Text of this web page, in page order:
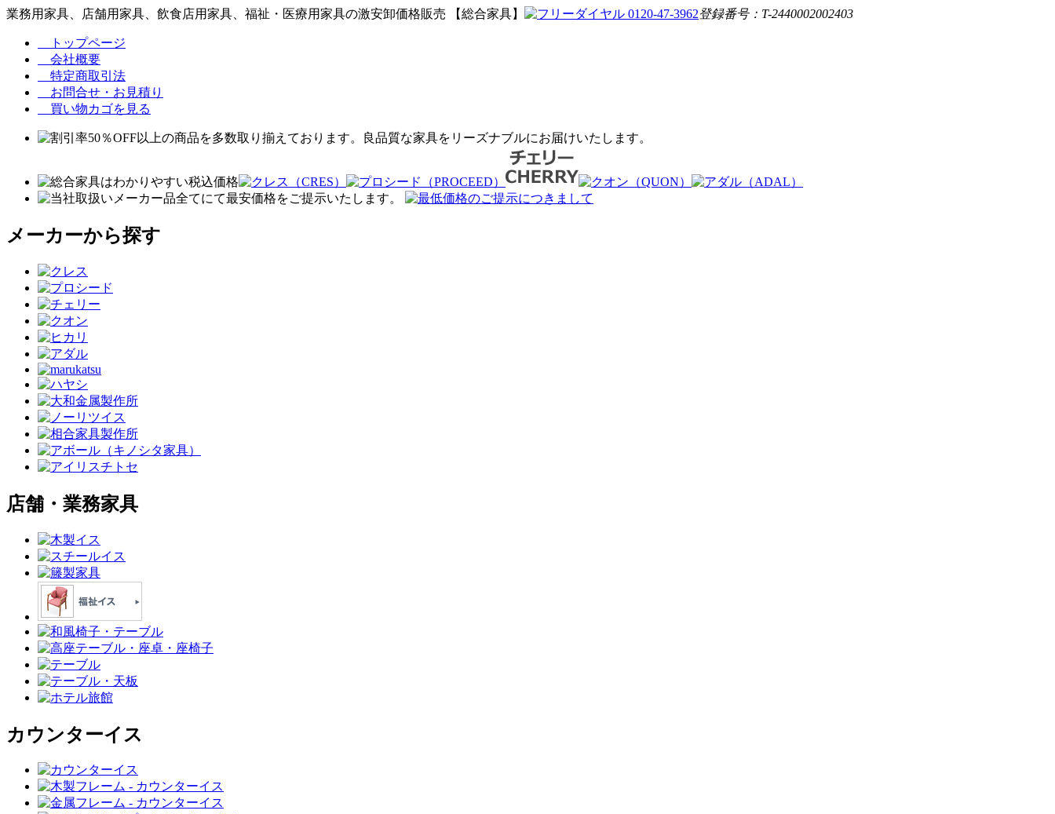
業務用家具、店舗用家具、飲食店用家具、福祉・医療用家具の激安卸価格販売 【総合家具】 登録番号：T-2440002002403
トップページ
会社概要
特定商取引法
お問合せ・お見積り
買い物カゴを見る
メーカーから探す
店舗・業務家具
カウンターイス